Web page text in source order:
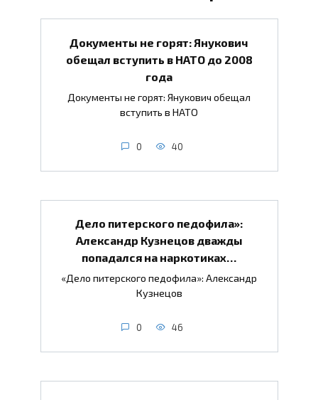
Документы не горят: Янукович
обещал вступить в НАТО до 2008
года
Документы не горят: Янукович обещал
вступить в НАТО
0 40
Дело питерского педофила»:
Александр Кузнецов дважды
попадался на наркотиках…
«Дело питерского педофила»: Александр
Кузнецов
0 46